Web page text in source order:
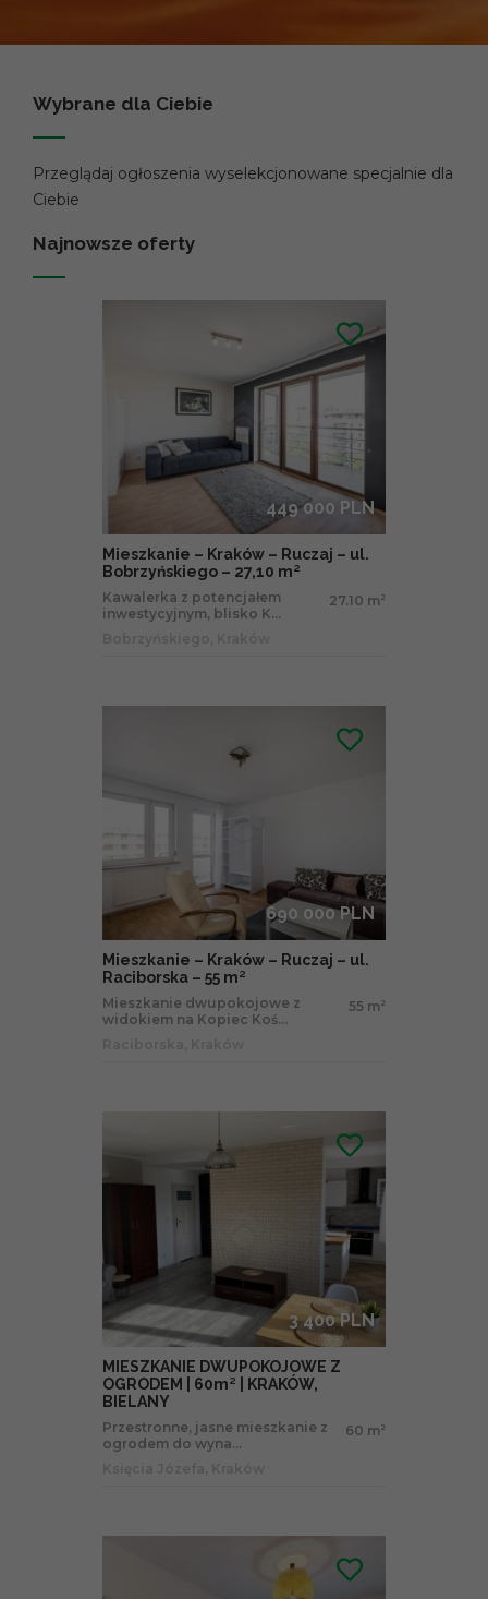
Wybrane dla Ciebie
Przeglądaj ogłoszenia wyselekcjonowane specjalnie dla
Ciebie
Najnowsze oferty
449 000 PLN
Mieszkanie – Kraków – Ruczaj – ul.
Bobrzyńskiego – 27,10 m²
Kawalerka z potencjałem
inwestycyjnym, blisko K...
27.10 m 2
690 000 PLN
Mieszkanie – Kraków – Ruczaj – ul.
Raciborska – 55 m²
Mieszkanie dwupokojowe z
widokiem na Kopiec Koś...
55 m 2
3 400 PLN
MIESZKANIE DWUPOKOJOWE Z
OGRODEM | 60m² | KRAKÓW,
BIELANY
Przestronne, jasne mieszkanie z
ogrodem do wyna...
60 m 2